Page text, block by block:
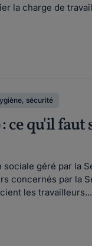
la charge de
sécurité
ce qu'il faut
géré par la
concernés par la
les travailleurs...